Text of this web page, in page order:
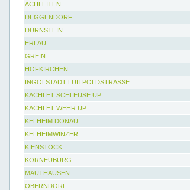
ACHLEITEN
DEGGENDORF
DÜRNSTEIN
ERLAU
GREIN
HOFKIRCHEN
INGOLSTADT LUITPOLDSTRASSE
KACHLET SCHLEUSE UP
KACHLET WEHR UP
KELHEIM DONAU
KELHEIMWINZER
KIENSTOCK
KORNEUBURG
MAUTHAUSEN
OBERNDORF